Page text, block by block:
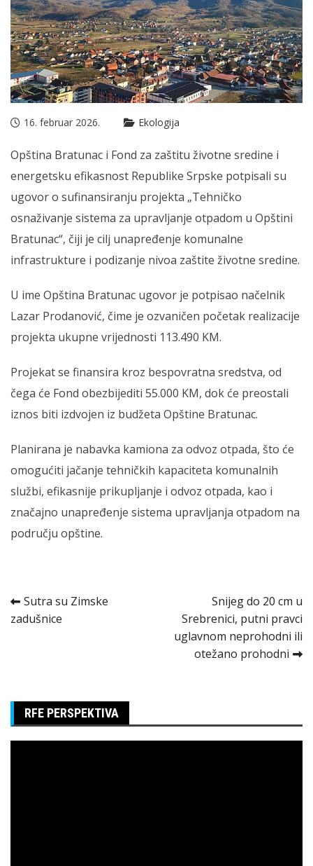
16. februar 2026. Ekologija
Opština Bratunac i Fond za zaštitu životne sredine i
energetsku efikasnost Republike Srpske potpisali su
ugovor o sufinansiranju projekta „Tehničko
osnaživanje sistema za upravljanje otpadom u Opštini
Bratunac“, čiji je cilj unapređenje komunalne
infrastrukture i podizanje nivoa zaštite životne sredine.
U ime Opština Bratunac ugovor je potpisao načelnik
Lazar Prodanović, čime je ozvaničen početak realizacije
projekta ukupne vrijednosti 113.490 KM.
Projekat se finansira kroz bespovratna sredstva, od
čega će Fond obezbijediti 55.000 KM, dok će preostali
iznos biti izdvojen iz budžeta Opštine Bratunac.
Planirana je nabavka kamiona za odvoz otpada, što će
omogućiti jačanje tehničkih kapaciteta komunalnih
službi, efikasnije prikupljanje i odvoz otpada, kao i
značajno unapređenje sistema upravljanja otpadom na
području opštine.
Kretanje
članka
Sutra su Zimske
zadušnice
Snijeg do 20 cm u
Srebrenici, putni pravci
uglavnom neprohodni ili
otežano prohodni
RFE PERSPEKTIVA